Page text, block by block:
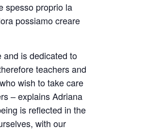
spesso proprio la
possiamo creare
and is dedicated to
teachers and
wish to take care
– explains Adriana
is reflected in the
with our